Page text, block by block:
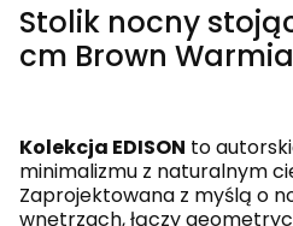
Stolik nocny
cm Brown
Kolekcja EDISON to
minimalizmu z naturalnym
Zaprojektowana z myślą o
wnętrzach, łączy